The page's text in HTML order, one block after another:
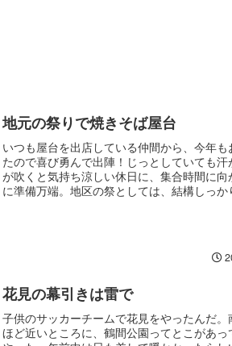
地元の祭りで焼きそば屋台
いつも屋台を出店している仲間から、今年も
たので喜び勇んで出陣！じっとしていても
が吹くと気持ち涼しい休日に、集合時間に
に準備万端。地区の祭としては、結構しっか
花見の幕引きは雷で
子供のサッカーチームで花見をやったんだ。
ほど近いところに、鶴間公園ってとこがあ